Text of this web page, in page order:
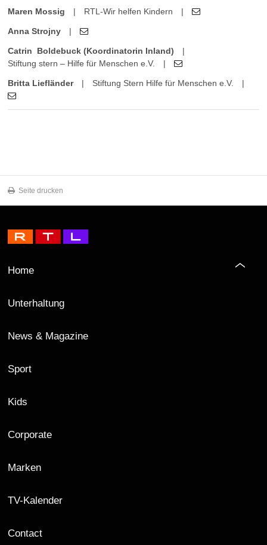
Maren Mossig | RTL-Wir helfen Kindern |
Anna Strojny |
Catrin Boldebuck (Koordinatorin Inland)
|
Stiftung stern – Hilfe für Menschen e.V.
|
Britta Liefländer | Stiftung Stern Hilfe für Menschen e.V. |
Seite drucken
Home
Unterhaltung
News & Magazine
Sport
Kids
Corporate
Marken
TV-Kalender
Contact